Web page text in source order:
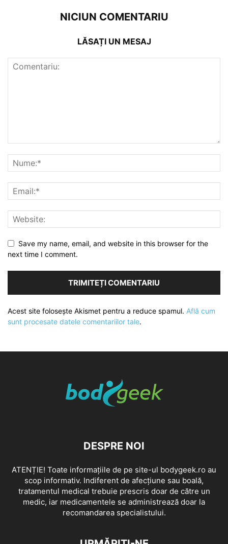
NICIUN COMENTARIU
LĂSAȚI UN MESAJ
Save my name, email, and website in this browser for the
next time I comment.
Acest site folosește Akismet pentru a reduce spamul. Află cum
sunt procesate datele comentariilor tale.
DESPRE NOI
ATENȚIE! Toate informațiile de pe site-ul bodygeek.ro au
scop informativ. Indiferent de afecțiune sau boală,
tratamentul medical trebuie prescris doar de către un
medic, iar medicamentele se administrează doar la
recomandarea specialistului.